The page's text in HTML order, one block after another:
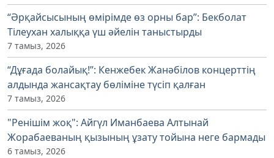
“Әрқайсысының өмірімде өз орны бар”: Бекболат
Тілеухан халыққа үш әйелін таныстырды
7 тамыз, 2026
“Дұғада болайық!”: Кенжебек Жанәбілов концерттің
алдында жансақтау бөліміне түсіп қалған
7 тамыз, 2026
"Ренішім жоқ": Айгүл Иманбаева Алтынай
Жорабаеваның қызының ұзату тойына неге бармады
6 тамыз, 2026